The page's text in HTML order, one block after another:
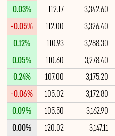
3,342.60
112.17
0.03%
3,326.40
112.00
-0.05%
3,288.30
110.93
0.12%
3,278.40
110.60
0.05%
3,175.20
107.00
0.24%
3,172.80
105.02
-0.06%
3,162.90
105.50
0.09%
3,147.11
120.02
0.00%